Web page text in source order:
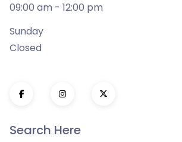
09:00 am - 12:00 pm
Sunday
Closed
Search Here